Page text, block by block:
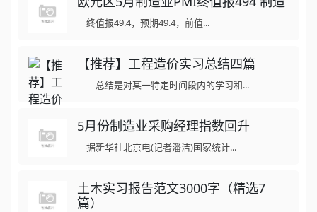
终值报49.4，预期49.4，前值...
【推荐】工程造价实习总结四篇
总结是对某一特定时间段内的学习和...
5月份制造业采购经理指数回升
据新华社北京电(记者潘洁)国家统计...
土木实习报告范文3000字（精选7
篇）